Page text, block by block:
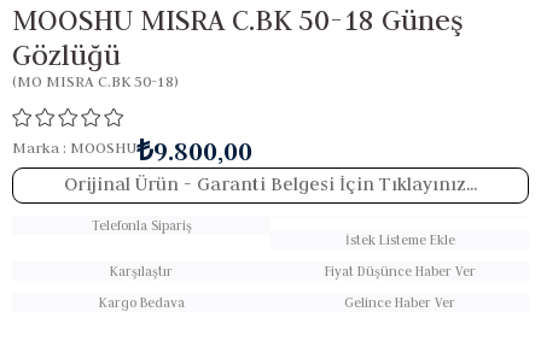
MOOSHU MISRA C.BK 50-18 Güneş
Gözlüğü
(MO MISRA C.BK 50-18)
Marka : MOOSHU₺9.800,00
Orijinal Ürün - Garanti Belgesi İçin Tıklayınız...
Telefonla Sipariş
İstek Listeme Ekle
Karşılaştır
Fiyat Düşünce Haber Ver
Kargo Bedava
Gelince Haber Ver